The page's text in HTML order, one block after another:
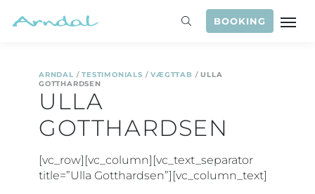
BOOKING
ARNDAL /TESTIMONIALS /VÆGTTAB /ULLA
GOTTHARDSEN
ULLA
GOTTHARDSEN
[vc_row][vc_column][vc_text_separator
title=”Ulla Gotthardsen”][vc_column_text]